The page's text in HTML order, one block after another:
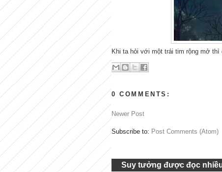
Khi ta hỏi với một trái tim rộng mở thì
0 COMMENTS:
Newer Post
Subscribe to: Post Comments (Atom)
Suy tưởng được đọc